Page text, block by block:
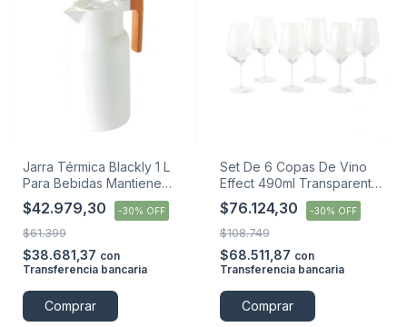
Jarra Térmica Blackly 1 L
Para Bebidas Mantiene
Temperatura Blanco
$42.979,30 -30% OFF
$61.399
$38.681,37 con
Transferencia bancaria
Comprar
Set De 6 Copas De Vino
Effect 490ml Transparente
Blackly
$76.124,30 -30% OFF
$108.749
$68.511,87 con
Transferencia bancaria
Comprar